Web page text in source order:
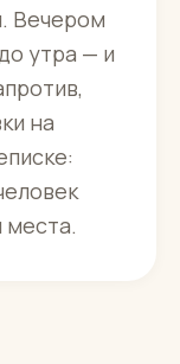
Вечером
утра — и
на
места.